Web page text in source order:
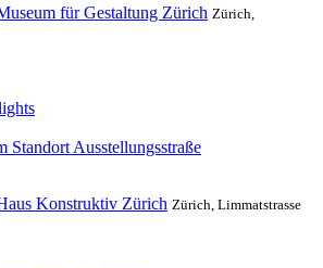
für Gestaltung Zürich Zürich,
Standort Ausstellungsstraße
Konstruktiv Zürich Zürich, Limmatstrasse